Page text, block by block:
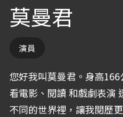
莫曼君
演員
您好我叫莫曼君。身高166公分
看電影、閱讀 和戲劇表演
不同的世界裡，讓我閱歷